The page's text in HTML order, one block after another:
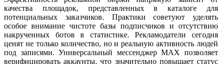
качества площадок, представленных в каталоге для
потенциальных заказчиков. Практики советуют уделять
особое внимание чистоте базы подписчиков и отсутствию
накрученных ботов в статистике. Рекламодатели сегодня
ценят не только количество, но и реальную активность людей
под записями. Универсальный мессенджер MAX позволяет
верифицировать аккаунты, что значительно повышает статус